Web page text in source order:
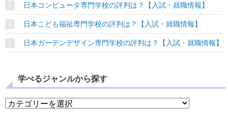
日本コンピュータ専門学校の評判は？【入試・就職情報】
日本こども福祉専門学校の評判は？【入試・就職情報】
日本ガーデンデザイン専門学校の評判は？【入試・就職情報】
学べるジャンルから探す
学べるジャンルから探す